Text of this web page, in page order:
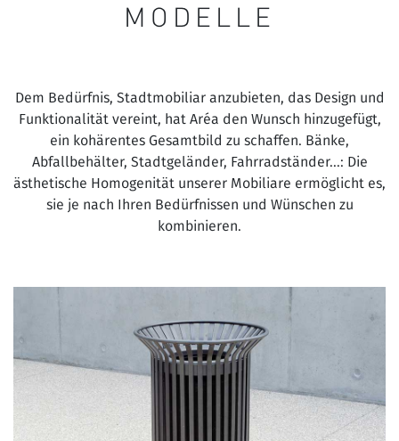
MODELLE
Dem Bedürfnis, Stadtmobiliar anzubieten, das Design und
Funktionalität vereint, hat Aréa den Wunsch hinzugefügt,
ein kohärentes Gesamtbild zu schaffen. Bänke,
Abfallbehälter, Stadtgeländer, Fahrradständer...: Die
ästhetische Homogenität unserer Mobiliare ermöglicht es,
sie je nach Ihren Bedürfnissen und Wünschen zu
kombinieren.